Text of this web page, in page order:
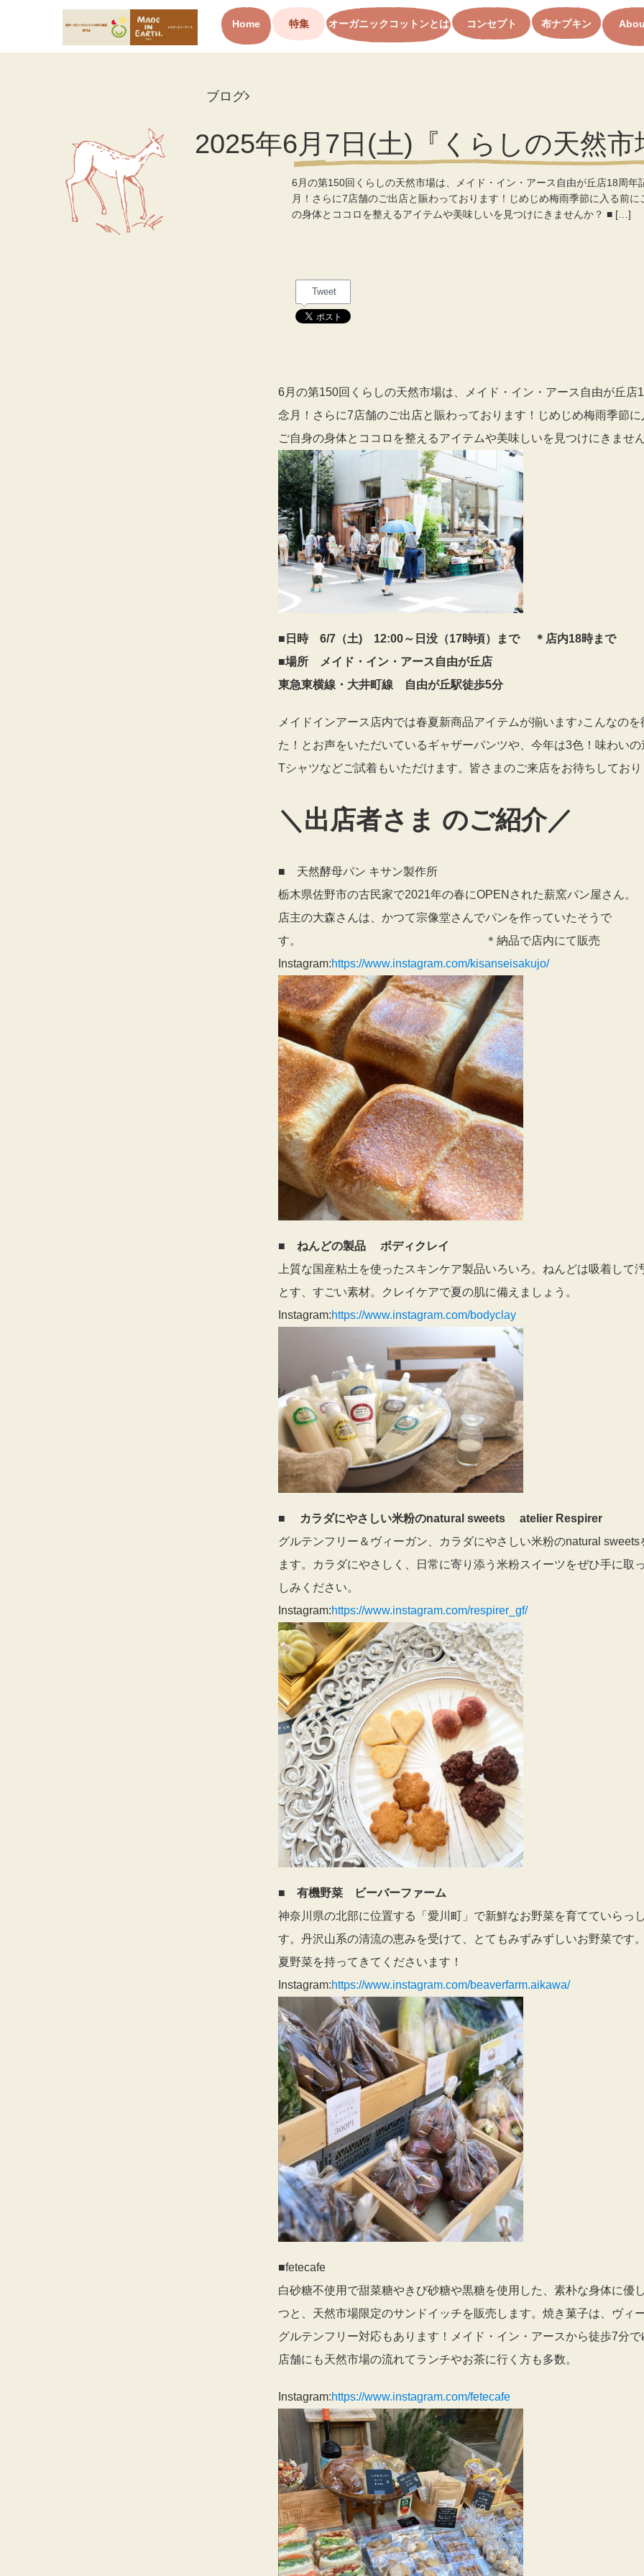
オーガニックコットン製品と
Home 特集 オーガニックコットンとは コンセプト 布ナプキン
ブログ
2025年6月7日(土)『くらしの天然市
6月の第150回くらしの天然市場は、メイド・イン・アース自由が丘店18周年
月！さらに7店舗のご出店と賑わっております！じめじめ梅雨季節に入る前に
の身体とココロを整えるアイテムや美味しいを見つけにきませんか？ ■ […]
Tweet
6月の第150回くらしの天然市場は、メイド・イン・アース自由が丘店
念月！さらに7店舗のご出店と賑わっております！じめじめ梅雨季節に
ご自身の身体とココロを整えるアイテムや美味しいを見つけにきませ
■日時 6/7（土) 12:00～日没（17時頃）まで ＊店内18時まで
■場所 メイド・イン・アース自由が丘店
東急東横線・大井町線 自由が丘駅徒歩5分
メイドインアース店内では春夏新商品アイテムが揃います♪こんなのを
た！とお声をいただいているギャザーパンツや、今年は3色！味わい
Tシャツなどご試着もいただけます。皆さまのご来店をお待ちしてお
＼出店者さま のご紹介／
■ 天然酵母パン キサン製作所
栃木県佐野市の古民家で2021年の春にOPENされた薪窯パン屋さん。
店主の大森さんは、かつて宗像堂さんでパンを作っていたそうで
す。 ＊納品で店内にて販売
Instagram:https://www.instagram.com/kisanseisakujo/
■ ねんどの製品 ボディクレイ
上質な国産粘土を使ったスキンケア製品いろいろ。ねんどは吸着して
とす、すごい素材。クレイケアで夏の肌に備えましょう。
Instagram:https://www.instagram.com/bodyclay
■
カラダにやさしい米粉のnatural sweets atelier Respirer
グルテンフリー＆ヴィーガン、カラダにやさしい米粉のnatural sweets
ます。カラダにやさしく、日常に寄り添う米粉スイーツをぜひ手に取
しみください。
Instagram:https://www.instagram.com/respirer_gf/
■ 有機野菜 ビーバーファーム
神奈川県の北部に位置する「愛川町」で新鮮なお野菜を育てていらっ
す。丹沢山系の清流の恵みを受けて、とてもみずみずしいお野菜です
夏野菜を持ってきてくださいます！
Instagram:https://www.instagram.com/beaverfarm.aikawa/
■fetecafe
白砂糖不使用で甜菜糖やきび砂糖や黒糖を使用した、素朴な身体に優
つと、天然市場限定のサンドイッチを販売します。焼き菓子は、ヴィ
グルテンフリー対応もあります！メイド・イン・アースから徒歩7分
店舗にも天然市場の流れてランチやお茶に行く方も多数。
Instagram:https://www.instagram.com/fetecafe